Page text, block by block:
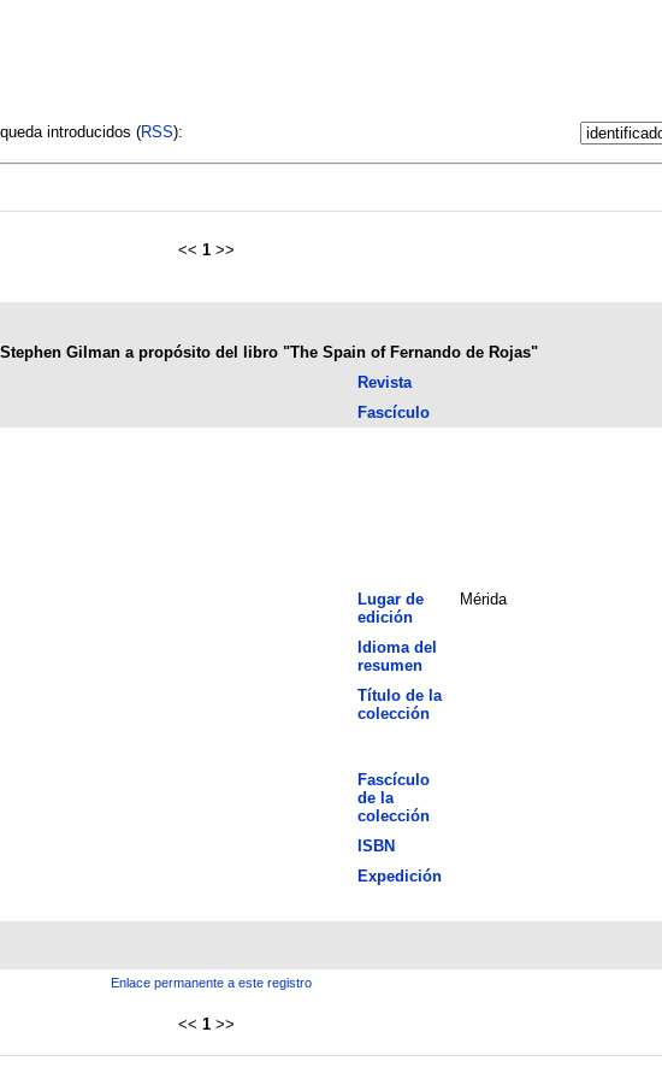
introducidos (RSS):
<< 1 >>
Gilman a propósito del libro "The Spain of Fernando de Rojas"
Revista
Fascículo
Lugar de
edición
Mérida
Idioma del
resumen
Título de la
colección
Fascículo
de la
colección
ISBN
Expedición
Enlace permanente a este registro
<< 1 >>